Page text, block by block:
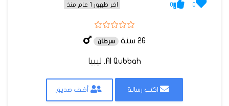
0
0 اخر ظهور 1 عام منذ
26 سنة سرطان
Al Qubbah, ليبيا
اكتب رسالة أضف صديق